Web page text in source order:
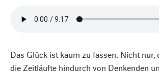
Das Glück ist kaum zu fassen. Nicht nur,
die Zeitläufte hindurch von Denkenden